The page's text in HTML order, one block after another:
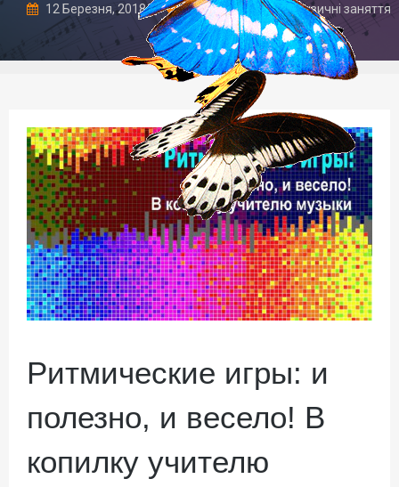
12 Березня, 2018 1 Comment Музичні заняття
Ритмические игры: и
полезно, и весело! В
копилку учителю